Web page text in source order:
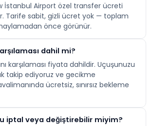
İstanbul Airport özel transfer ücreti
Tarife sabit, gizli ücret yok — toplam
önce görünür.
dahil mi?
karşılaması fiyata dahildir. Uçuşunuzu
takip ediyoruz ve gecikme
ücretsiz, sınırsız bekleme
iptal veya değiştirebilir miyim?